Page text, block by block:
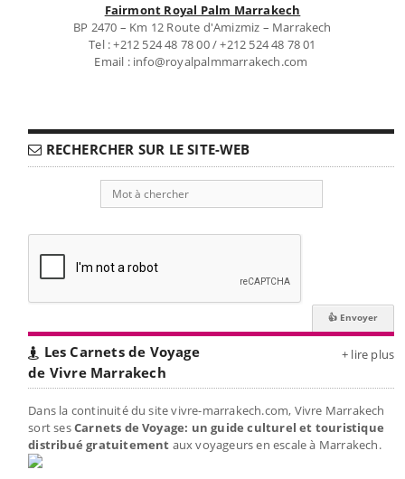
Fairmont Royal Palm Marrakech
BP 2470 – Km 12 Route d'Amizmiz – Marrakech
Tel : +212 524 48 78 00 / +212 524 48 78 01
Email : info@royalpalmmarrakech.com
RECHERCHER SUR LE SITE-WEB
Les Carnets de Voyage
de Vivre Marrakech
+ lire plus
Dans la continuité du site vivre-marrakech.com, Vivre Marrakech
sort sesCarnets de Voyage: un guide culturel et touristique
distribué gratuitement aux voyageurs en escale à Marrakech.